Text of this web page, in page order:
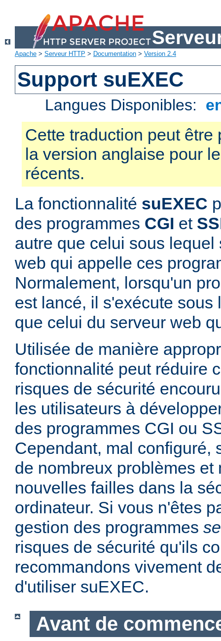
Apache > Serveur HTTP > Documentation > Version 2.4
Support suEXEC
Langues Disponibles:
Cette traduction peut être
la version anglaise pour
récents.
La fonctionnalité suEXEC
des programmes CGI et
autre que celui sous
web qui appelle ces
Normalement, lorsqu'un
est lancé, il s'exécute sous
que celui du serveur web
Utilisée de manière
fonctionnalité peut réduire
risques de sécurité
les utilisateurs à
des programmes CGI ou
Cependant, mal configuré,
de nombreux problèmes et
nouvelles failles dans la
ordinateur. Si vous n'êtes
gestion des programmes
risques de sécurité qu'ils
recommandons vivement
d'utiliser suEXEC.
Avant de